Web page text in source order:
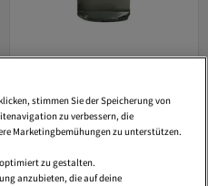
Le LaboThe Matcha 26 Eau De
Toilette Spray, 100 ml
Versand Kostenlos
Gratis Versand
Versand Kostenlos
286,
In den Warenkorb
stimmen Sie der Speicherung von
zu verbessern, die
Marketingbemühungen zu unterstützen.
zu gestalten.
anzubieten, die auf deine